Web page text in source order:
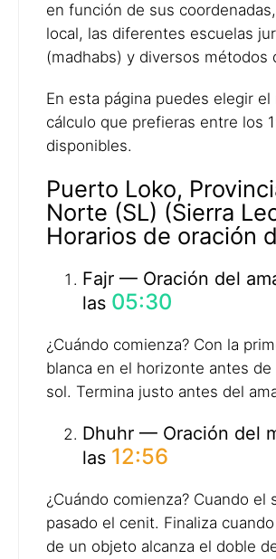
en función de sus
local, las diferentes escuelas
(madhabs) y diversos métodos
En esta página puedes elegir
cálculo que prefieras entre los
disponibles.
Puerto Loko,
Norte (SL) (Sierra
Horarios de oración
Fajr — Oración del
las 05:30
¿Cuándo comienza? Con la
blanca en el horizonte antes de
sol. Termina justo antes del
Dhuhr — Oración del
las 12:56
¿Cuándo comienza? Cuando el
pasado el cenit. Finaliza
de un objeto alcanza el doble